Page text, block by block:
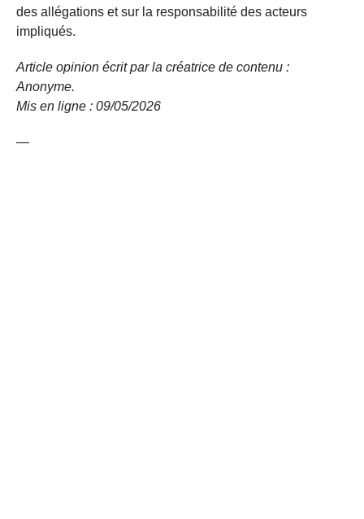
des allégations et sur la responsabilité des acteurs
impliqués.
Article opinion écrit par la créatrice de contenu :
Anonyme.
Mis en ligne : 09/05/2026
—